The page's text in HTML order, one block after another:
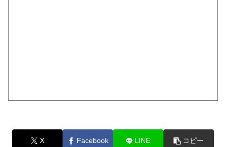
X Facebook LINE コピー